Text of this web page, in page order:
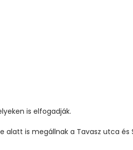
is elfogadják.
is megállnak a Tavasz utca és